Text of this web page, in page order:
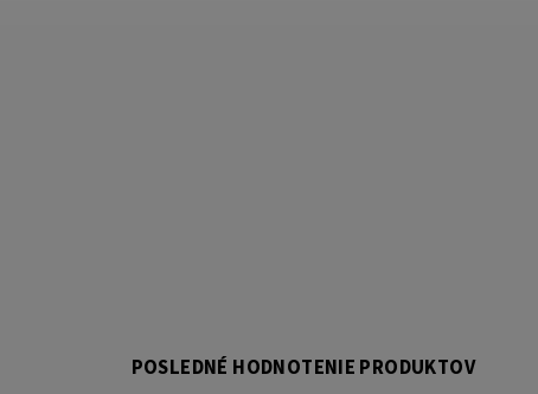
POSLEDNÉ HODNOTENIE PRODUKTOV